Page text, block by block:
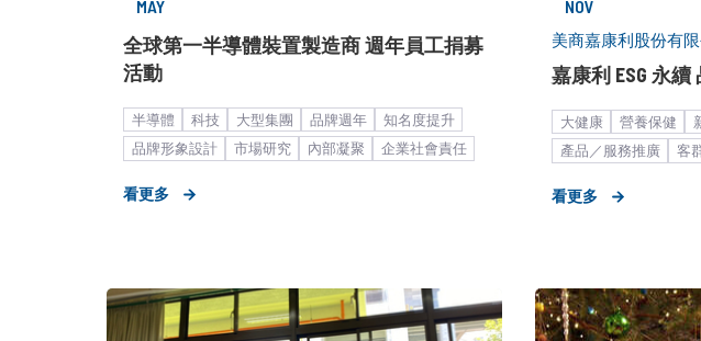
MAY
全球第一半導體裝置製造商 週年員工捐募
活動
半導體 科技 大型集團 品牌週年
知名度提升
品牌形象設計
市場研究 內部凝聚
企業社會責任
品牌內部溝通
看更多
NOV
美商嘉康利股份有
嘉康利 ESG 永
大健康 營養保健
產品／服務推廣
客
看更多